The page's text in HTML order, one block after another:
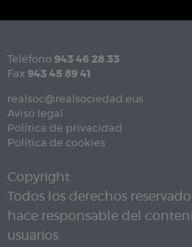
Teléfono 943 46 28 33
Fax 943 45 89 41
realsoc@realsociedad.eus
Aviso legal
Política de privacidad
Política de cookies
Copyright
Todos los derechos
hace responsable del
usuarios.